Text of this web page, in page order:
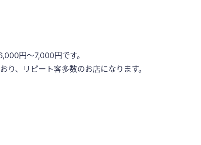
円～7,000円です。
、リピート客多数のお店になります。